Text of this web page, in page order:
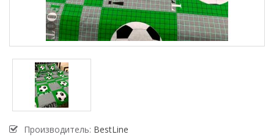
Производитель: BestLine